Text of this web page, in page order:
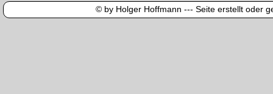
© by Holger Hoffmann --- Seite erstellt oder